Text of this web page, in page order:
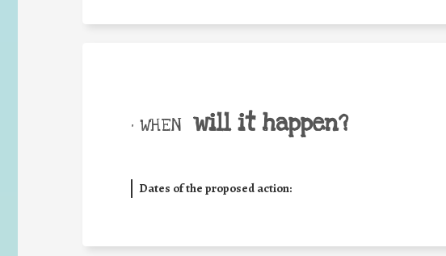
• WHEN will it happen?
Dates of the proposed action: